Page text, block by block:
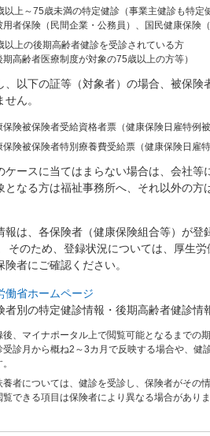
以上～75歳未満の特定健診（事業主健診も特定
用者保険（民間企業・公務員）、国民健康保険
以上の後期高齢者健診を受診されている方
期高齢者医療制度が対象の75歳以上の方等）
、以下の証等（対象者）の場合、被保
せん。
保険被保険者受給資格者票（健康保険日雇特例被
保険被保険者特別療養費受給票（健康保険日雇特
ケースに当てはまらない場合は、会社
となる方は福祉事務所へ、それ以外の
報は、各保険者（健康保険組合等）が登
そのため、登録状況については、厚生
険者にご確認ください。
働省ホームページ
者別の特定健診情報・後期高齢者健診情
後、マイナポータル上で閲覧可能となるまでの
受診月から概ね2～3カ月で反映する場合や、健
養者については、健診を受診し、保険者がその
覧できる項目は保険者により異なる場合がありま